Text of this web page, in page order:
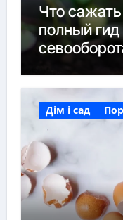
Что
полный
Дім і сад